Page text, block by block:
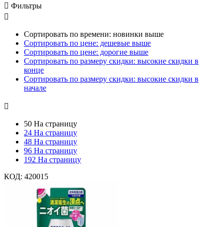
 Фильтры

Сортировать по времени: новинки выше
Сортировать по цене: дешевые выше
Сортировать по цене: дорогие выше
Сортировать по размеру скидки: высокие скидки в
конце
Сортировать по размеру скидки: высокие скидки в
начале

50 На страницу
24 На страницу
48 На страницу
96 На страницу
192 На страницу
КОД: 420015